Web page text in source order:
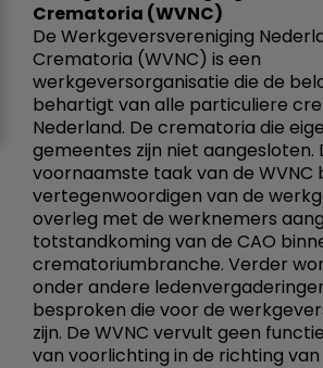
Crematoria (WVNC)
De Werkgeversvereniging
Crematoria (WVNC) is een
werkgeversorganisatie die de
behartigt van alle particuliere
Nederland. De crematoria die
gemeentes zijn niet aangesloten.
voornaamste taak van de
vertegenwoordigen van de
overleg met de werknemers
totstandkoming van de CAO
crematoriumbranche. Verder
onder andere
besproken die voor de
zijn. De WVNC vervult geen
van voorlichting in de richting